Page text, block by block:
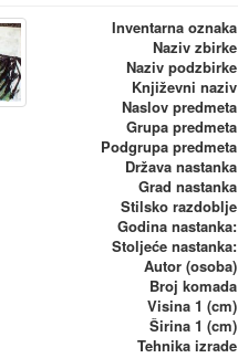
Inventarna oznaka
Naziv zbirke
Naziv podzbirke
Književni naziv
Naslov predmeta
Grupa predmeta
Podgrupa predmeta
Država nastanka
Grad nastanka
Stilsko razdoblje
Godina nastanka:
Stoljeće nastanka:
Autor (osoba)
Broj komada
Visina 1 (cm)
Širina 1 (cm)
Tehnika izrade